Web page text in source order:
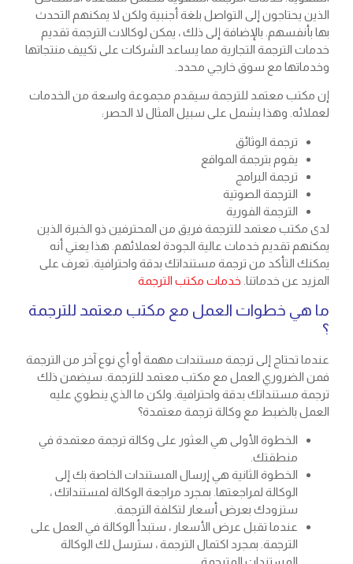
الذين يحتاجون إلى التواصل بلغة أجنبية ولكن لا يمكنهم التحدث
بها بأنفسهم. بالإضافة إلى ذلك ، يمكن لوكالات الترجمة تقديم
خدمات الترجمة التجارية مما يساعد الشركات على تكييف منتجاتها
وخدماتها مع سوق خارجي محدد.
إن مكتب معتمد للترجمة سيقدم مجموعة واسعة من الخدمات
لعملائه. وهذا يشمل على سبيل المثال لا الحصر:
ترجمة الوثائق
يقوم بترجمة المواقع
ترجمة البرامج
الترجمة الصوتية
الترجمة الفورية
لدى مكتب معتمد للترجمة فريق من المحترفين ذو الخبرة الذين
يمكنهم تقديم خدمات عالية الجودة لعملائهم. هذا يعني أنه
يمكنك التأكد من ترجمة مستنداتك بدقة واحترافية. تعرف على
المزيد عن خدماتنا. خدمات مكتب الترجمة
ما هي خطوات العمل مع مكتب معتمد للترجمة
؟
عندما تحتاج إلى ترجمة مستندات مهمة أو أي نوع آخر من الترجمة
فمن الضروري العمل مع مكتب معتمد للترجمة. سيضمن ذلك
ترجمة مستنداتك بدقة واحترافية. ولكن ما الذي ينطوي عليه
العمل بالضبط مع وكالة ترجمة معتمدة؟
الخطوة الأولى هي العثور على وكالة ترجمة معتمدة في
منطقتك.
الخطوة الثانية هي إرسال المستندات الخاصة بك إلى
الوكالة لمراجعتها. بمجرد مراجعة الوكالة لمستنداتك ،
ستزودك بعرض أسعار لتكلفة الترجمة.
عندما تقبل عرض الأسعار ، ستبدأ الوكالة في العمل على
الترجمة. بمجرد اكتمال الترجمة ، سترسل لك الوكالة